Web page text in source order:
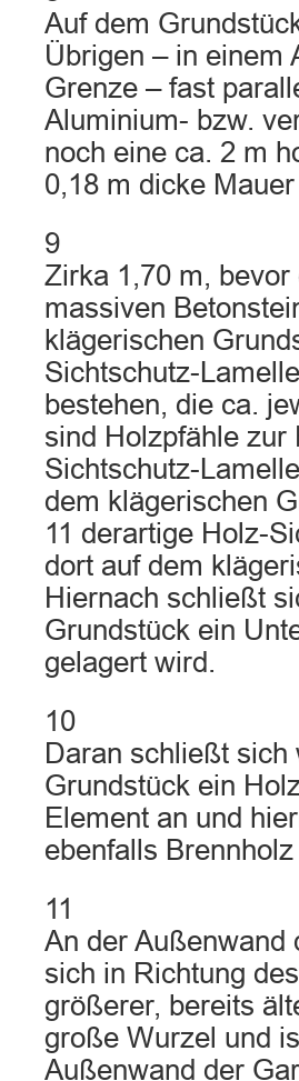
Auf dem
Übrigen – in einem
Grenze – fast
Aluminium- bzw.
noch eine ca. 2 m
0,18 m dicke
9
Zirka 1,70 m,
massiven
klägerischen
Sichtschutz-
bestehen, die ca.
sind Holzpfähle zur
Sichtschutz-
dem klägerischen
11 derartige Holz-
dort auf dem
Hiernach schließt
Grundstück ein
gelagert wird.
10
Daran schließt
Grundstück ein
Element an und
ebenfalls
11
An der Außenwand
sich in Richtung
größerer, bereits
große Wurzel und
Außenwand der